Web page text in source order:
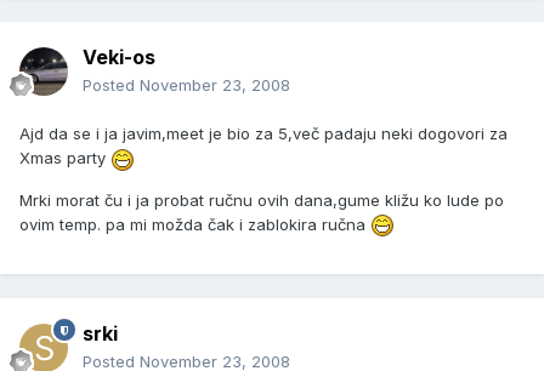
Veki-os
Posted November 23, 2008
Ajd da se i ja javim,meet je bio za 5,več padaju neki dogovori za
Xmas party
Mrki morat ču i ja probat ručnu ovih dana,gume kližu ko lude po
ovim temp. pa mi možda čak i zablokira ručna
srki
Posted November 23, 2008